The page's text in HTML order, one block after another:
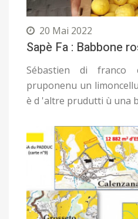
20 Mai 2022
Sapè Fa : Babbone
Sébastien di franco
pruponenu un
è d 'altre prudutti ù una